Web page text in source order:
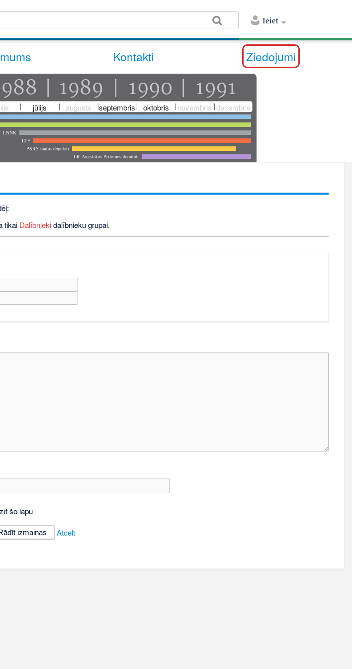
Ieiet
Kontakti Ziedojumi
jūlijs augusts septembris oktobris novembris decembris
LNNK
LTF
PSRS tautas deputāti
LR Augstākās Padomes deputāti
tikai Dalībniekidalībnieku grupai.
šo lapu
Atcelt